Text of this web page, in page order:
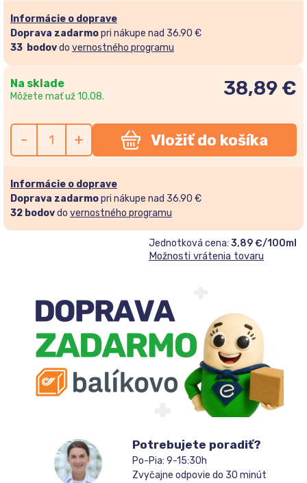
Informácie o doprave
Doprava zadarmopri nákupe nad 36.90 €
33 bodovdo vernostného programu
Na sklade
Môžete mať už 10.08. 38,89 €
- + Vložiť do košíka
Informácie o doprave
Doprava zadarmopri nákupe nad 36.90 €
32 bodovdo vernostného programu
Jednotková cena: 3,89 €/100ml
Možnosti vrátenia tovaru
Potrebujete poradiť?
Po-Pia: 9-15:30h
Zvyčajne odpovie do 30 minút